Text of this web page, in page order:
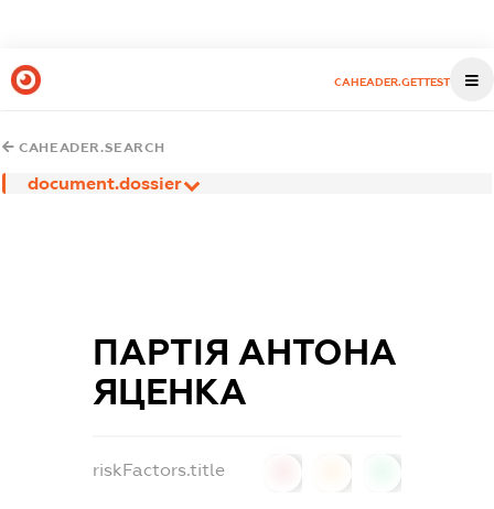
CAHEADER.GETTEST
CAHEADER.SEARCH
document.dossier
ПАРТІЯ АНТОНА
ЯЦЕНКА
riskFactors.title